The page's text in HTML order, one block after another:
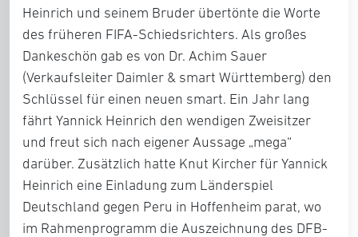
Heinrich und seinem Bruder übertönte die Worte
des früheren FIFA-Schiedsrichters. Als großes
Dankeschön gab es von Dr. Achim Sauer
(Verkaufsleiter Daimler & smart Württemberg) den
Schlüssel für einen neuen smart. Ein Jahr lang
fährt Yannick Heinrich den wendigen Zweisitzer
und freut sich nach eigener Aussage „mega“
darüber. Zusätzlich hatte Knut Kircher für Yannick
Heinrich eine Einladung zum Länderspiel
Deutschland gegen Peru in Hoffenheim parat, wo
im Rahmenprogramm die Auszeichnung des DFB-